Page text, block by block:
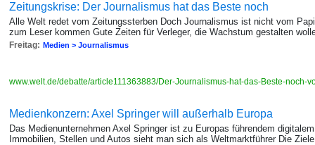
Zeitungskrise: Der Journalismus hat das Beste noch
Alle Welt redet vom Zeitungssterben Doch Journalismus ist nicht vom
zum Leser kommen Gute Zeiten für Verleger, die Wachstum gestalten
Freitag: Medien > Journalismus
www.welt.de/debatte/article111363883/Der-Journalismus-hat-das-Beste-noch-
Medienkonzern: Axel Springer will außerhalb Europa
Das Medienunternehmen Axel Springer ist zu Europas führendem
Immobilien, Stellen und Autos sieht man sich als Weltmarktführer Die